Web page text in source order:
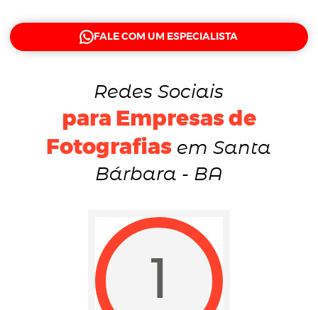
FALE COM UM ESPECIALISTA
Redes Sociais
para Empresas de
Fotografias em Santa
Bárbara - BA
1